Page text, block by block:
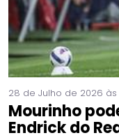
28 de Julho de 2026 às
Mourinho
Endrick do